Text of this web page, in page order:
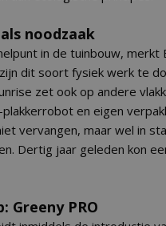
noodzaak
in de tuinbouw,
dit soort fysiek werk te
zet ook op andere
en eigen
vervangen, maar wel in
Dertig jaar geleden kon
Greeny PRO